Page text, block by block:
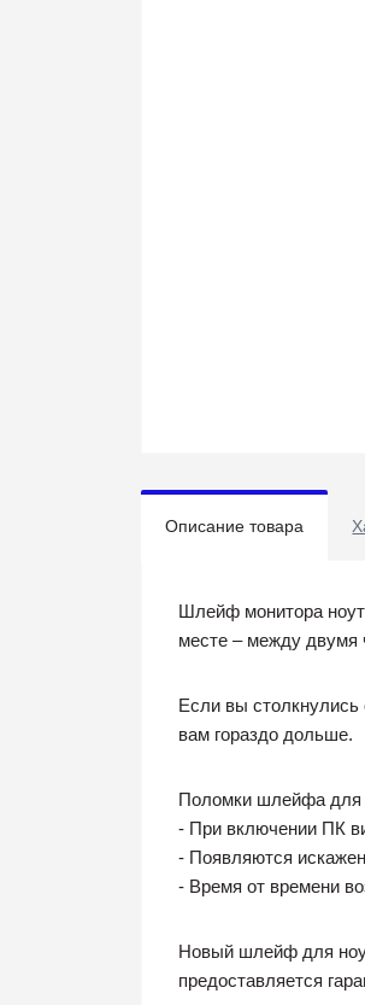
Описание товара
Шлейф монитора
месте – между двумя
Если вы столкнулись
вам гораздо дольше.
Поломки шлейфа для
- При включении ПК
- Появляются
- Время от времени
Новый шлейф для
предоставляется